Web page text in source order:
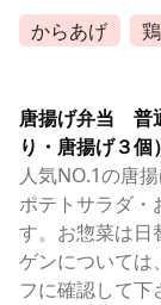
からあげ 鶏
唐揚げ弁当 普
り・唐揚げ３個）
人気NO.1の唐
ポテトサラダ・
す。お惣菜は日
ゲンについては
フに確認して下